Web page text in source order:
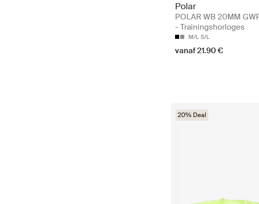
Polar
POLAR WB 20MM
- Trainingshorloges
M/L S/L
vanaf 21.90 €
20% Deal